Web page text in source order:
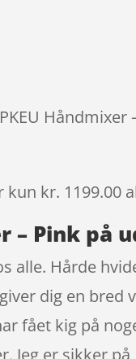
kun kr. 1199.00
– Pink på
alle. Hårde
dig en
fået kig på
er sikker